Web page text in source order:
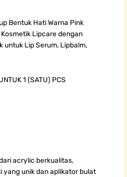
Bentuk Hati Warna Pink
Lipcare dengan
untuk Lip Serum, Lipbalm,
1 (SATU) PCS
acrylic berkualitas,
unik dan aplikator bulat